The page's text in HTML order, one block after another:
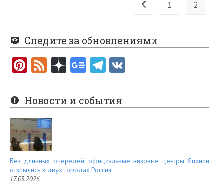
Перейти на предыдущую
1 2
Следите за обновлениями
Pi
er
es
t
F
e
d
Новости и события
Без длинных очередей: официальные визовые центры Японии
открылись в двух городах России
17.03.2026